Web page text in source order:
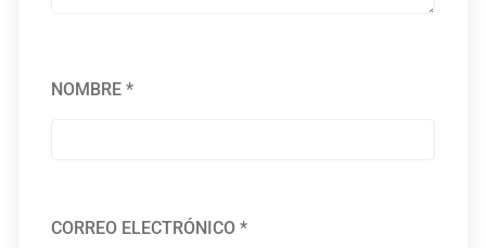
NOMBRE*
CORREO ELECTRÓNICO*